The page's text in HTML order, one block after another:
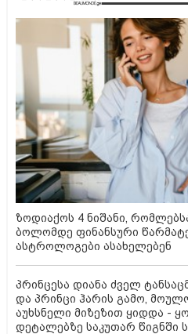
ზოდიაქოს 4 ნიშანი,
ბოლომდე ფინანსური
ასტროლოგები ასახელებენ
პრინცესა დიანა ძველ
და პრინცი ჰარის გამო,
აუხსნელი მიზეზით ყიდდა -
დეტალებზე საკუთარ წიგნში